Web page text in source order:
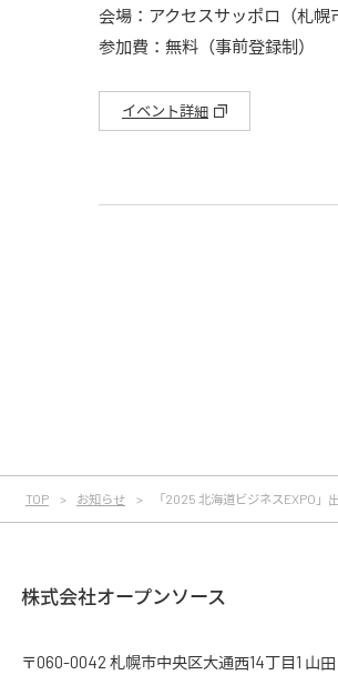
会場：アクセスサッポロ（札幌
参加費：無料（事前登録制）
イベント詳細
TOP お知らせ 「2025 北海道ビジネスEXPO」
株式会社オープンソース
〒060-0042 札幌市中央区大通西14丁目1 山